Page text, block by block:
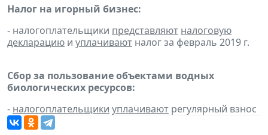
Налог на игорный бизнес:
- налогоплательщики представляют налоговую
декларацию и уплачивают налог за февраль 2019 г.
Сбор за пользование объектами водных
биологических ресурсов:
- налогоплательщики уплачивают регулярный взнос